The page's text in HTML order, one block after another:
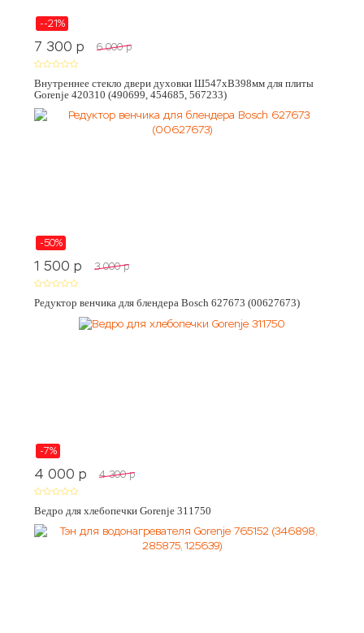
--21%
7 300 p 6 000 p
Внутреннее стекло двери духовки Ш547хВ398мм для плиты
Gorenje 420310 (490699, 454685, 567233)
-50%
1 500 p 3 000 p
Редуктор венчика для блендера Bosch 627673 (00627673)
-7%
4 000 p 4 300 p
Ведро для хлебопечки Gorenje 311750